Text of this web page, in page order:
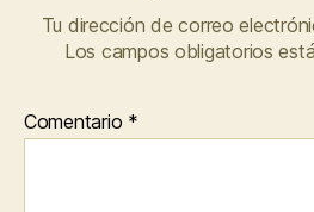
Tu dirección de correo
Los campos obligatorios
Comentario *